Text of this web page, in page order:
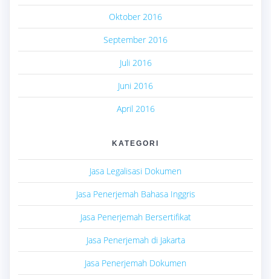
Oktober 2016
September 2016
Juli 2016
Juni 2016
April 2016
KATEGORI
Jasa Legalisasi Dokumen
Jasa Penerjemah Bahasa Inggris
Jasa Penerjemah Bersertifikat
Jasa Penerjemah di Jakarta
Jasa Penerjemah Dokumen